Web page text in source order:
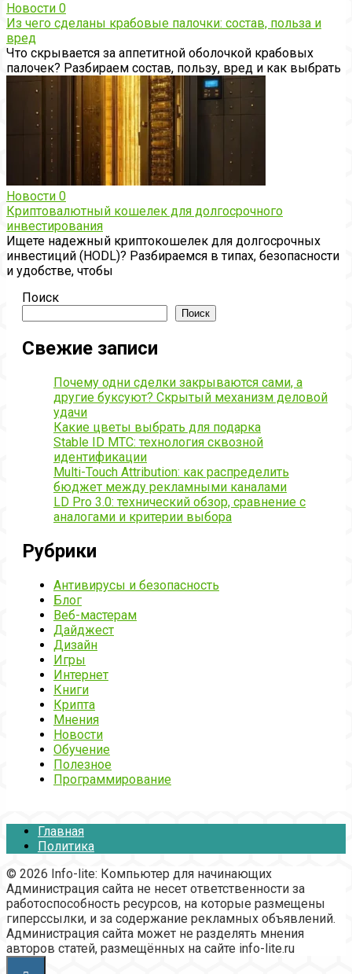
Новости 0
Из чего сделаны крабовые палочки: состав, польза и
вред
Что скрывается за аппетитной оболочкой крабовых
палочек? Разбираем состав, пользу, вред и как выбрать
Новости 0
Криптовалютный кошелек для долгосрочного
инвестирования
Ищете надежный криптокошелек для долгосрочных
инвестиций (HODL)? Разбираемся в типах, безопасности
и удобстве, чтобы
Поиск
Поиск
Свежие записи
Почему одни сделки закрываются сами, а
другие буксуют? Скрытый механизм деловой
удачи
Какие цветы выбрать для подарка
Stable ID МТС: технология сквозной
идентификации
Multi-Touch Attribution: как распределить
бюджет между рекламными каналами
LD Pro 3.0: технический обзор, сравнение с
аналогами и критерии выбора
Рубрики
Антивирусы и безопасность
Блог
Веб-мастерам
Дайджест
Дизайн
Игры
Интернет
Книги
Крипта
Мнения
Новости
Обучение
Полезное
Программирование
Главная
Политика
© 2026 Info-lite: Компьютер для начинающих
Администрация сайта не несет ответственности за
работоспособность ресурсов, на которые размещены
гиперссылки, и за содержание рекламных объявлений.
Администрация сайта может не разделять мнения
авторов статей, размещённых на сайте info-lite.ru